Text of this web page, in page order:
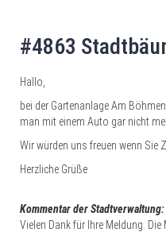
#4863
Hallo,
bei der Gartenanlage Am
man mit einem Auto gar nicht
Wir würden uns freuen wenn Sie
Herzliche Grüße
Kommentar der Stadtverwaltung:
Vielen Dank für Ihre Meldung.